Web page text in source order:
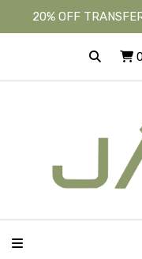
20% OFF